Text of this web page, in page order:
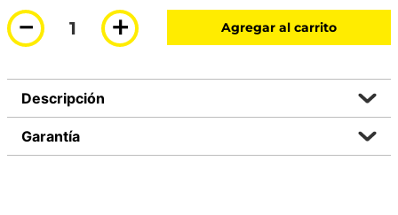
＋
－ Agregar al carrito
Descripción
Garantía